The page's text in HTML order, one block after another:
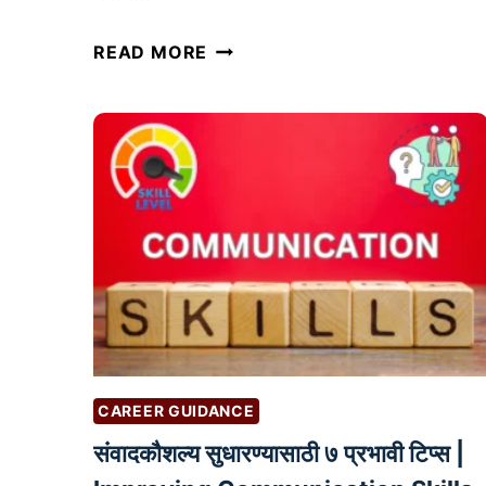
READ MORE भा
ख
ऑ
न
ला
न
व
ऑ
CAREER GUIDANCE
संवादकौशल्य सुधारण्यासाठी ७ प्रभावी टिप्स |